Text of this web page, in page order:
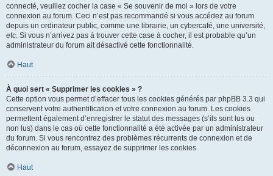
connecté, veuillez cocher la case « Se souvenir de moi » lors de votre
connexion au forum. Ceci n’est pas recommandé si vous accédez au forum
depuis un ordinateur public, comme une librairie, un cybercafé, une université,
etc. Si vous n’arrivez pas à trouver cette case à cocher, il est probable qu’un
administrateur du forum ait désactivé cette fonctionnalité.
Haut
À quoi sert « Supprimer les cookies » ?
Cette option vous permet d’effacer tous les cookies générés par phpBB 3.3 qui
conservent votre authentification et votre connexion au forum. Les cookies
permettent également d’enregistrer le statut des messages (s’ils sont lus ou
non lus) dans le cas où cette fonctionnalité a été activée par un administrateur
du forum. Si vous rencontrez des problèmes récurrents de connexion et de
déconnexion au forum, essayez de supprimer les cookies.
Haut